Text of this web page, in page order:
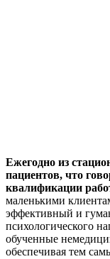
Ежегодно из
пациентов, что
квалификации
маленькими
эффективный и
психологического
обученные
обеспечивая тем